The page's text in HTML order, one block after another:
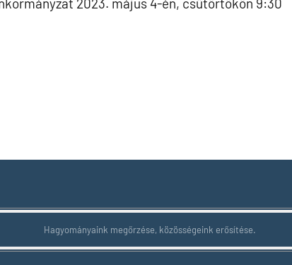
Hagyományaink megőrzése, közösségeink erősítése.